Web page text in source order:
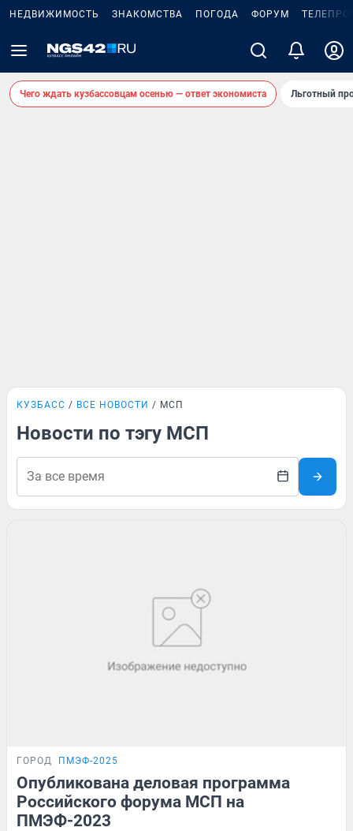
НЕДВИЖИМОСТЬ ЗНАКОМСТВА ПОГОДА ФОРУМ
Чего ждать кузбассовцам осенью — ответ экономиста Льготный
КУЗБАСС ВСЕ НОВОСТИ МСП
Новости по тэгу МСП
ГОРОД ПМЭФ-2025
Опубликована деловая программа
Российского форума МСП на
ПМЭФ-2023